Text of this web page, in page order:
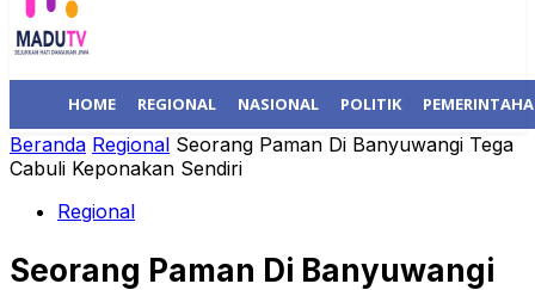
HOME REGIONAL NASIONAL POLITIK
Beranda Regional Seorang Paman Di Banyuwangi Tega
Cabuli Keponakan Sendiri
Regional
Seorang Paman Di Banyuwangi